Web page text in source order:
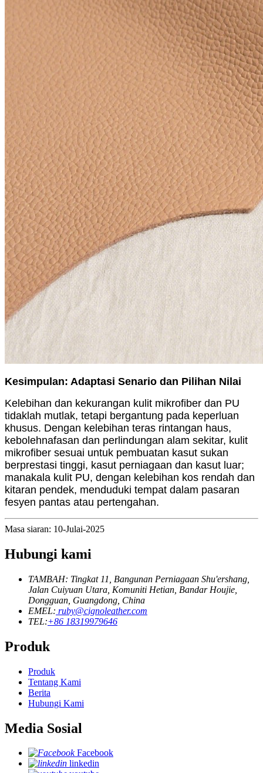
Kesimpulan: Adaptasi Senario dan Pilihan Nilai
Kelebihan dan kekurangan kulit mikrofiber dan PU
tidaklah mutlak, tetapi bergantung pada keperluan
khusus. Dengan kelebihan teras rintangan haus,
kebolehnafasan dan perlindungan alam sekitar, kulit
mikrofiber sesuai untuk pembuatan kasut sukan
berprestasi tinggi, kasut perniagaan dan kasut luar;
manakala kulit PU, dengan kelebihan kos rendah dan
kitaran pendek, menduduki tempat dalam pasaran
fesyen pantas atau pertengahan.
Masa siaran: 10-Julai-2025
Hubungi kami
TAMBAH: Tingkat 11, Bangunan Perniagaan Shu'ershang,
Jalan Cuiyuan Utara, Komuniti Hetian, Bandar Houjie,
Dongguan, Guangdong, China
EMEL: ruby@cignoleather.com
TEL:+86 18319979646
Produk
Produk
Tentang Kami
Berita
Hubungi Kami
Media Sosial
Facebook
linkedin